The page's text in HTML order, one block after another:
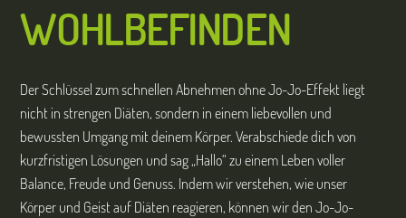
WOHLBEFINDEN
Der Schlüssel zum schnellen Abnehmen ohne Jo-Jo-Effekt liegt
nicht in strengen Diäten, sondern in einem liebevollen und
bewussten Umgang mit deinem Körper. Verabschiede dich von
kurzfristigen Lösungen und sag „Hallo“ zu einem Leben voller
Balance, Freude und Genuss. Indem wir verstehen, wie unser
Körper und Geist auf Diäten reagieren, können wir den Jo-Jo-